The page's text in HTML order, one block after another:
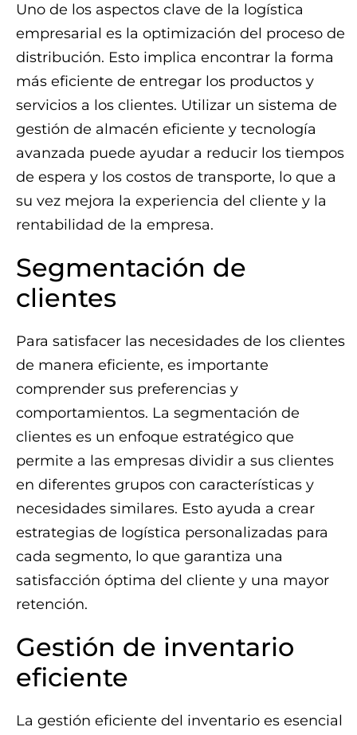
Uno de los aspectos clave de la logística
empresarial es la optimización del proceso de
distribución. Esto implica encontrar la forma
más eficiente de entregar los productos y
servicios a los clientes. Utilizar un sistema de
gestión de almacén eficiente y tecnología
avanzada puede ayudar a reducir los tiempos
de espera y los costos de transporte, lo que a
su vez mejora la experiencia del cliente y la
rentabilidad de la empresa.
Segmentación de
clientes
Para satisfacer las necesidades de los clientes
de manera eficiente, es importante
comprender sus preferencias y
comportamientos. La segmentación de
clientes es un enfoque estratégico que
permite a las empresas dividir a sus clientes
en diferentes grupos con características y
necesidades similares. Esto ayuda a crear
estrategias de logística personalizadas para
cada segmento, lo que garantiza una
satisfacción óptima del cliente y una mayor
retención.
Gestión de inventario
eficiente
La gestión eficiente del inventario es esencial